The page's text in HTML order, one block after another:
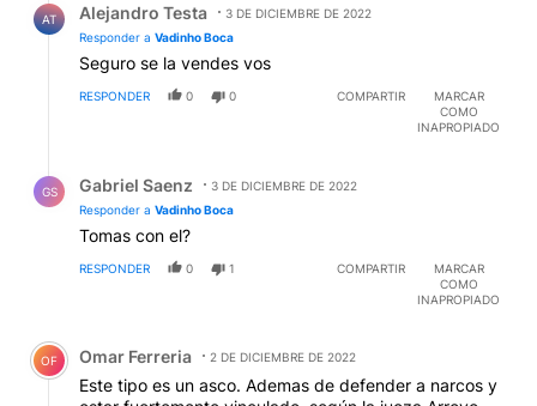
AT Alejandro Testa
3 DE DICIEMBRE DE 2022
Responder a Vadinho Boca
Seguro se la vendes vos
RESPONDER 0 0 COMPARTIR
MARCAR
COMO
INAPROPIADO
GS Gabriel Saenz
3 DE DICIEMBRE DE 2022
Responder a Vadinho Boca
Tomas con el?
RESPONDER 0 1 COMPARTIR
MARCAR
COMO
INAPROPIADO
Comentario de Omar Ferreria.
OF Omar Ferreria 2 DE DICIEMBRE DE 2022
Este tipo es un asco. Ademas de defender a narcos y